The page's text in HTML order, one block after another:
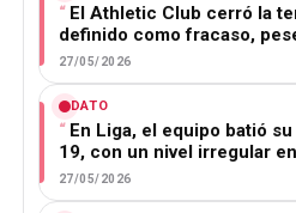
El Athletic Club cerró la
definido como fracaso,
27/05/2026
DATO
En Liga, el equipo batió
19, con un nivel irregular
27/05/2026